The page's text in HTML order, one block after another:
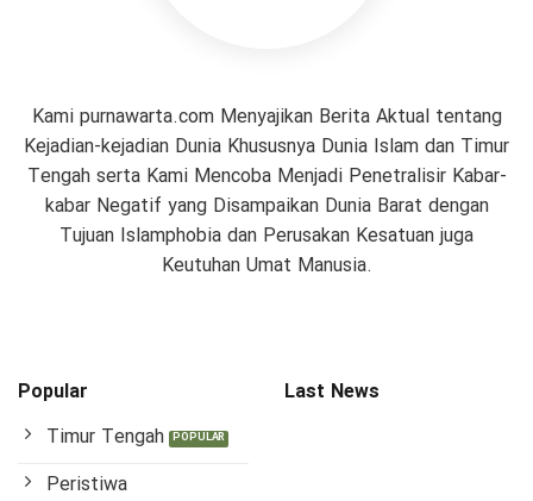
Kami purnawarta.com Menyajikan Berita Aktual tentang
Kejadian-kejadian Dunia Khususnya Dunia Islam dan Timur
Tengah serta Kami Mencoba Menjadi Penetralisir Kabar-
kabar Negatif yang Disampaikan Dunia Barat dengan
Tujuan Islamphobia dan Perusakan Kesatuan juga
Keutuhan Umat Manusia.
Popular
Timur Tengah
Peristiwa
Last News